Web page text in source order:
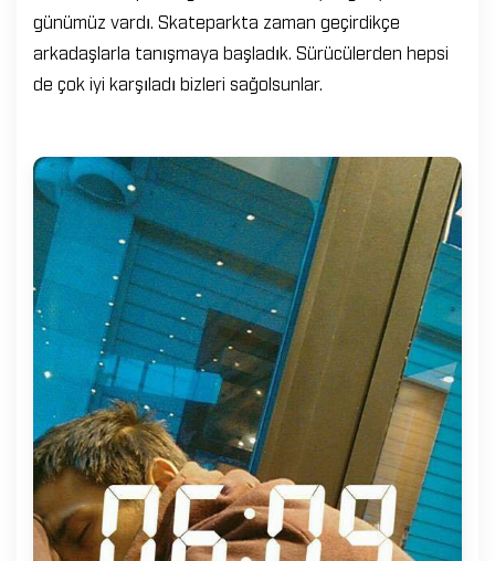
günümüz vardı. Skateparkta zaman geçirdikçe
arkadaşlarla tanışmaya başladık. Sürücülerden hepsi
de çok iyi karşıladı bizleri sağolsunlar.